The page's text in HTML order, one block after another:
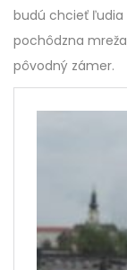
budú chcieť ľudia
pochôdzna
pôvodný zámer.